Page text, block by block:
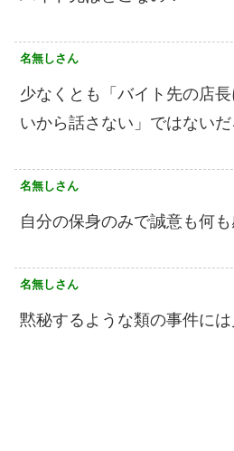
名無しさん
少なくとも「バイト先の店
いから話さない」ではないだ
名無しさん
自分の保身のみで誠意も何も
名無しさん
黙秘するような類の事件に